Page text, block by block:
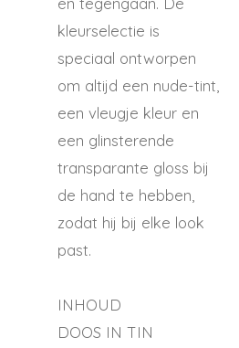
kleurselectie is
speciaal ontworpen
om altijd een nude-tint,
een vleugje kleur en
een glinsterende
transparante gloss bij
de hand te hebben,
zodat hij bij elke look
past.
INHOUD
DOOS IN TIN